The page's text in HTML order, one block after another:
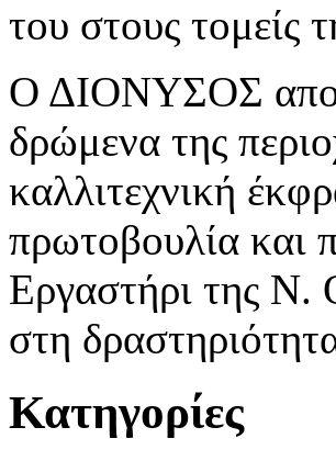
του στους τομείς
Ο ΔΙΟΝΥΣΟΣ
δρώμενα της
καλλιτεχνική
πρωτοβουλία και
Εργαστήρι της Ν.
στη
Κατηγορίες